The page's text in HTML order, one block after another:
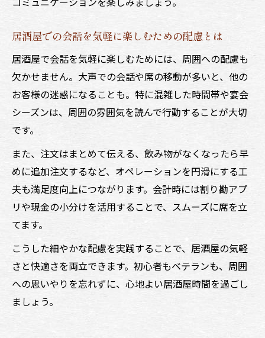
居酒屋での会話を気軽に楽しむための配慮とは
居酒屋で会話を気軽に楽しむためには、周囲への配慮も
欠かせません。大声での会話や席の移動が多いと、他の
お客様の迷惑になることも。特に混雑した時間帯や宴会
シーズンは、周囲の雰囲気を読んで行動することが大切
です。
また、注文はまとめて伝える、飲み物がなくなったら早
めに追加注文するなど、オペレーションを円滑にする工
夫も満足度向上につながります。会計時には割り勘アプ
リや現金の小分けを活用することで、スムーズに席を立
てます。
こうした細やかな配慮を実践することで、居酒屋の気軽
さと快適さを両立できます。初心者もベテランも、周囲
への思いやりを忘れずに、心地よい居酒屋時間を過ごし
ましょう。